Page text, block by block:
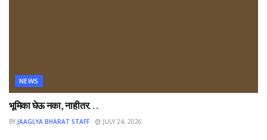
NEWS
भूमिका घेऊ नका, नाहीतर…
BY JAAGLYA BHARAT STAFF JULY 24, 2026